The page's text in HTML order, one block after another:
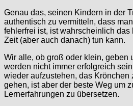
Genau das, seinen Kindern in der
authentisch zu vermitteln, dass
fehlerfrei ist, ist wahrscheinlich
Zeit (aber auch danach) tun kann.
Wir alle, ob groß oder klein, geben
werden nicht immer erfolgreich
wieder aufzustehen, das Krönchen
gehen, ist aber der beste Weg um
Lernerfahrungen zu übersetzen.